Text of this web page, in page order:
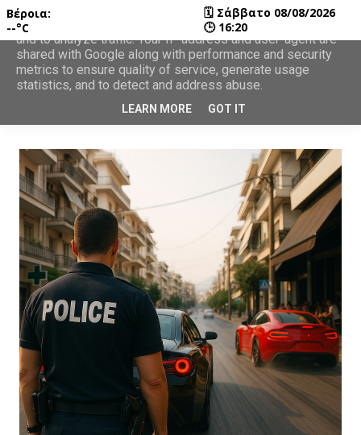
Βέροια:
--°C
🗓 Σάββατο 08/08/2026
🕒 16:20
This site uses cookies from Google to deliver its services
and to analyze traffic. Your IP address and user-agent are
shared with Google along with performance and security
metrics to ensure quality of service, generate usage
statistics, and to detect and address abuse.
LEARN MORE GOT IT